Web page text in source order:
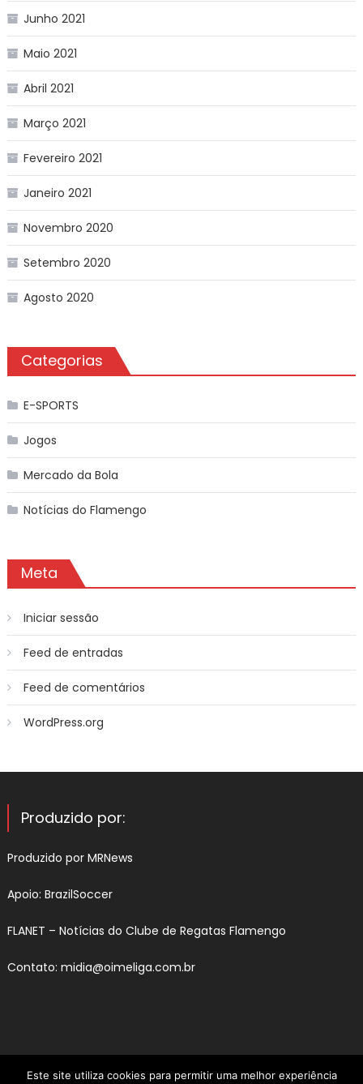
Junho 2021
Maio 2021
Abril 2021
Março 2021
Fevereiro 2021
Janeiro 2021
Novembro 2020
Setembro 2020
Agosto 2020
Categorias
E-SPORTS
Jogos
Mercado da Bola
Notícias do Flamengo
Meta
Iniciar sessão
Feed de entradas
Feed de comentários
WordPress.org
Produzido por:
Produzido por MRNews
Apoio: BrazilSoccer
FLANET – Notícias do Clube de Regatas Flamengo
Contato: midia@oimeliga.com.br
Este site utiliza cookies para permitir uma melhor experiência